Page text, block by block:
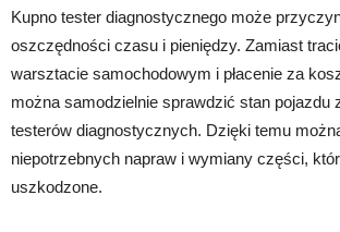
Kupno tester diagnostycznego może
oszczędności czasu i pieniędzy. Zamiast
warsztacie samochodowym i płacenie za
można samodzielnie sprawdzić stan pojazdu
testerów diagnostycznych. Dzięki temu
niepotrzebnych napraw i wymiany części,
uszkodzone.